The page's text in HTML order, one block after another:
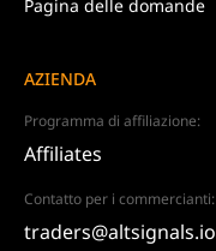
Pagina delle domande
AZIENDA
Programma di affiliazione:
Affiliates
Contatto per i commercianti:
traders@altsignals.io